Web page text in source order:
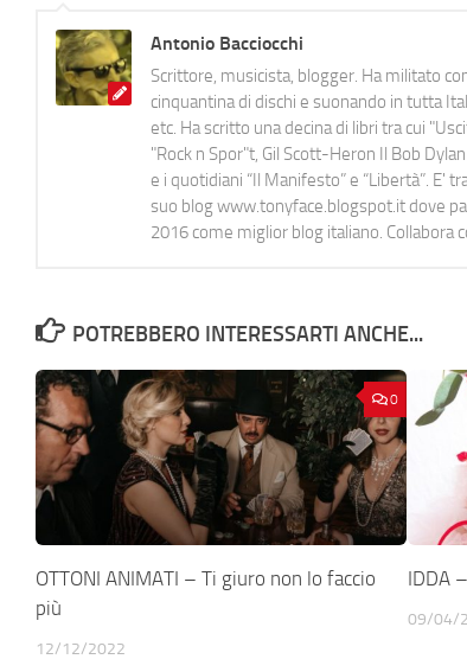
Antonio Bacciocchi
Scrittore, musicista, blogger. Ha militato
cinquantina di dischi e suonando in tutta
etc. Ha scritto una decina di libri tra cui
"Rock n Spor"t, Gil Scott-Heron Il Bob
e i quotidiani “Il Manifesto” e “Libertà”. E'
suo blog www.tonyface.blogspot.it dove
2016 come miglior blog italiano. Collabora
POTREBBERO INTERESSARTI ANCHE...
0
OTTONI ANIMATI – Ti giuro non lo faccio
più
12/12/2022
IDDA
09/04/